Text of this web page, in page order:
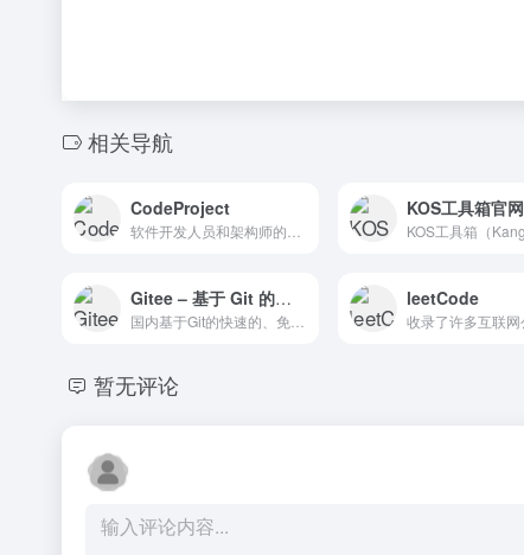
相关导航
CodeProject KOS工具箱官网
Gitee – 基于 Git 的代码托管和研发协作平台 leetCode
暂无评论